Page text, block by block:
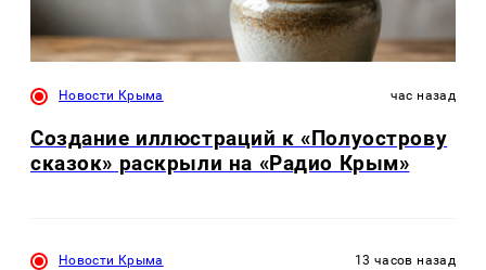
Новости Крыма час назад
Создание иллюстраций к «Полуострову
сказок» раскрыли на «Радио Крым»
Новости Крыма 13 часов назад